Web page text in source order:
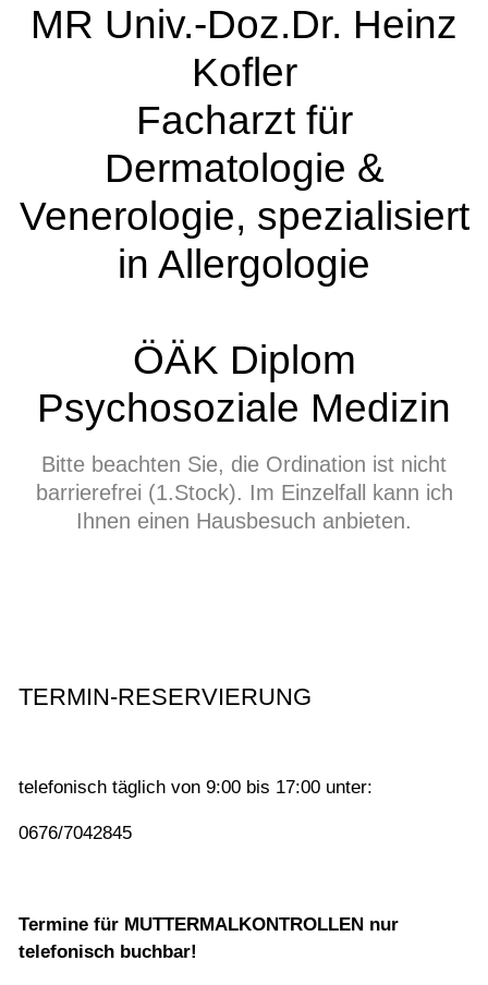
MR Univ.-Doz.Dr. Heinz
Kofler
Facharzt für
Dermatologie &
Venerologie, spezialisiert
in Allergologie
ÖÄK Diplom
Psychosoziale Medizin
Bitte beachten Sie, die Ordination ist nicht
barrierefrei (1.Stock). Im Einzelfall kann ich
Ihnen einen Hausbesuch anbieten.
TERMIN-RESERVIERUNG
telefonisch täglich von 9:00 bis 17:00 unter:
0676/7042845
Termine für MUTTERMALKONTROLLEN nur
telefonisch buchbar!